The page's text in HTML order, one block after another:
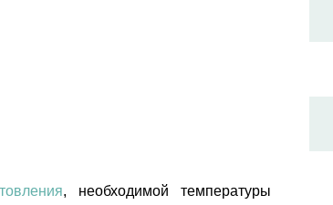
, необходимой температуры